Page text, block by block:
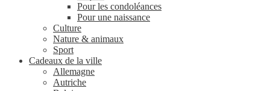
Pour les condoléances
Pour une naissance
Culture
Nature & animaux
Sport
Cadeaux de la ville
Allemagne
Autriche